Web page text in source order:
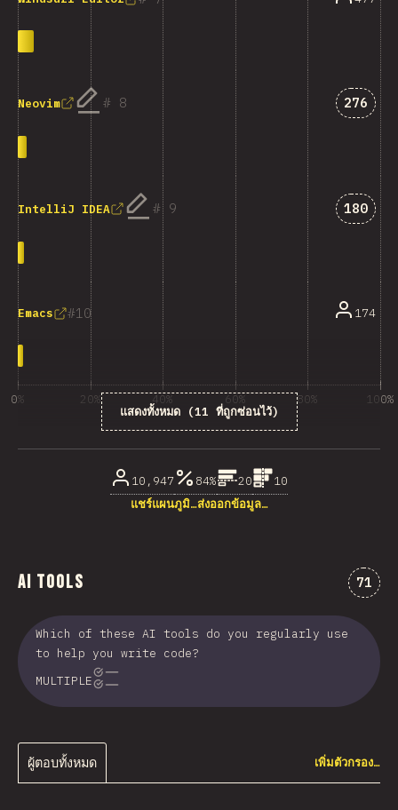
8
Neovim คำตอบที่
276
9
IntelliJ IDEA คำตอบ
180
10
Emacs 174
แสดงทั้งหมด (11 ที่ถูกซ่อนไว้)
0% 20% 40% 60% 80% 100%
10,947 84% 20
10
แชร์แผนภูมิ…ส่งออกข้อมูล…
AI Tools ความ
71
Which of these AI tools do you regularly use
to help you write code?
MULTIPLE
ผู้ตอบทั้งหมด เพิ่มตัวกรอง…